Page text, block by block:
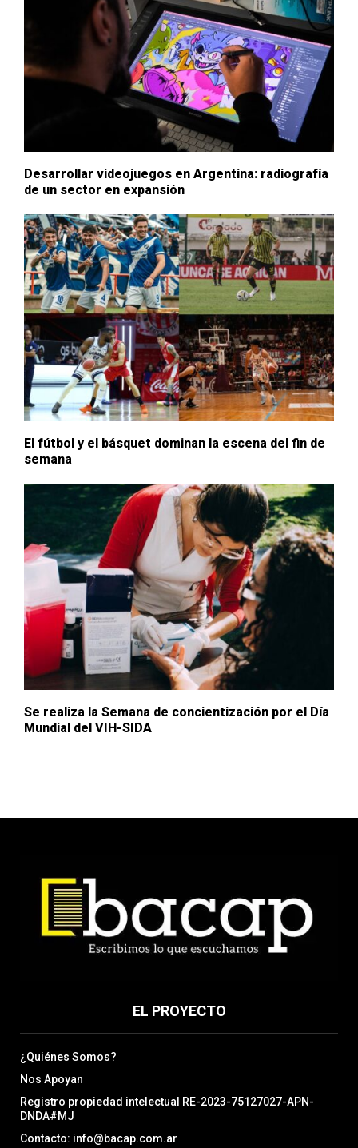
Desarrollar videojuegos en Argentina: radiografía
de un sector en expansión
El fútbol y el básquet dominan la escena del fin de
semana
Se realiza la Semana de concientización por el Día
Mundial del VIH-SIDA
EL PROYECTO
¿Quiénes Somos?
Nos Apoyan
Registro propiedad intelectual RE-2023-75127027-APN-
DNDA#MJ
Contacto: info@bacap.com.ar